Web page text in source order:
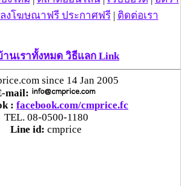
ตรวจ “สกุชชี่“ ของเล่นอันตราย พบไร้
คนไทย” กลับประเทศผ่านด่าน
พื่อดำเนินการตามกฎหมาย พบส่วนใหญ่มี
เซ็นเตอร์
ตัวระบบ “e-WorkPermit” ลงทะเบียน
ลงโฆษณาฟรี ประกาศฟรี| ติดต่อเรา
านเราทั้งหมด วิธีแลก Link
since 14 Jan 2005
mail:
: facebook.com/cmprice.fc
TEL. 08-0500-1180
Line id: cmprice